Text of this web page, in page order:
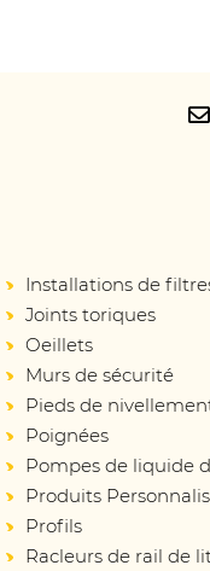
Installations de
Joints toriques
Oeillets
Murs de sécurité
Pieds de
Poignées
Pompes de liquide
Produits
Profils
Racleurs de rail de